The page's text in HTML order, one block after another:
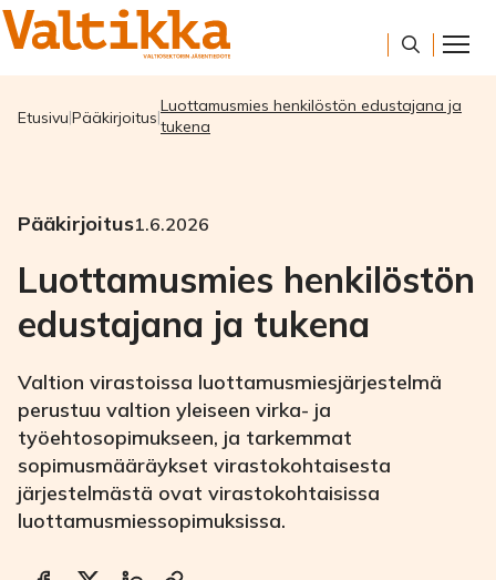
Etusivu Pääkirjoitus
Luottamusmies henkilöstön edustajana ja
tukena
Pääkirjoitus1.6.2026
Luottamusmies henkilöstön
edustajana ja tukena
Valtion virastoissa luottamusmiesjärjestelmä
perustuu valtion yleiseen virka- ja
työehtosopimukseen, ja tarkemmat
sopimusmääräykset virastokohtaisesta
järjestelmästä ovat virastokohtaisissa
luottamusmiessopimuksissa.